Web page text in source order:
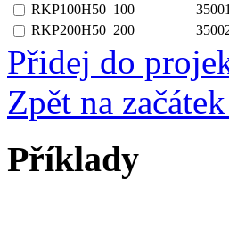
RKP100H50 100
RKP200H50 200
Přidej do
Zpět na
Příklady